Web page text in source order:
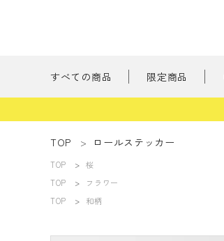
すべての商品 限定商品
TOP ロールステッカー
TOP
桜
TOP
フラワー
TOP
和柄